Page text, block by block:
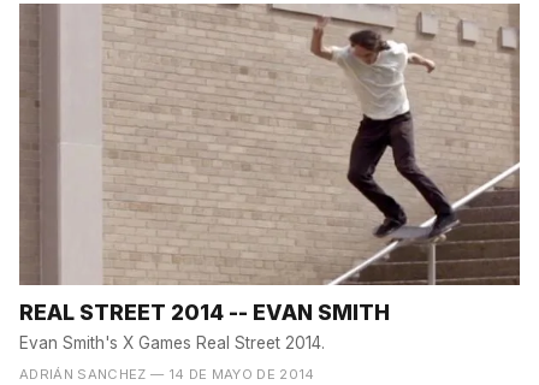
REAL STREET 2014 -- EVAN SMITH
Evan Smith's X Games Real Street 2014.
ADRIÁN SANCHEZ — 14 DE MAYO DE 2014